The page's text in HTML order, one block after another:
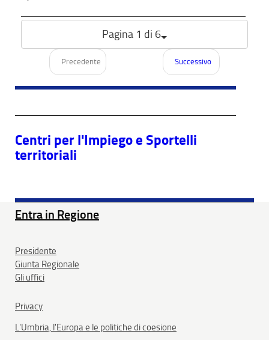
Pagina 1 di 6
Precedente Successivo
Centri per l'Impiego e Sportelli
territoriali
Entra in Regione
Presidente
Giunta Regionale
Gli uffici
Privacy
L'Umbria, l'Europa e le politiche di coesione